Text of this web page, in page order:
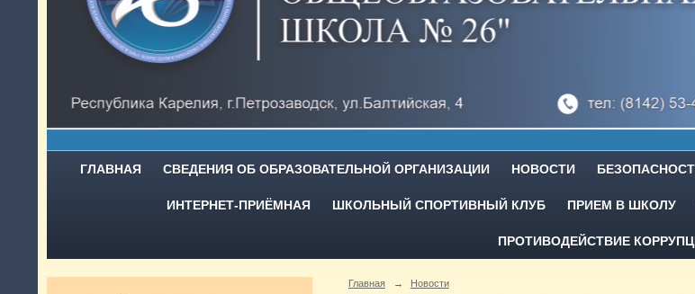
ГЛАВНАЯ СВЕДЕНИЯ ОБ ОБРАЗОВАТЕЛЬНОЙ ОРГАНИЗАЦИИ НОВОСТИ
ИНТЕРНЕТ-ПРИЁМНАЯ ШКОЛЬНЫЙ СПОРТИВНЫЙ КЛУБ ПРИЕМ В ШКОЛУ
ПРОТИВОДЕЙСТВИЕ
Главная → Новости